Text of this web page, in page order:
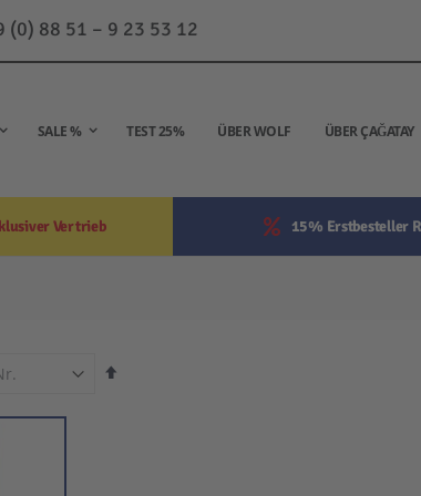
(0) 88 51 – 9 23 53 12
SALE % TEST 25% ÜBER WOLF ÜBER ÇAĞATAY
Vertrieb 15% Erstbesteller
In